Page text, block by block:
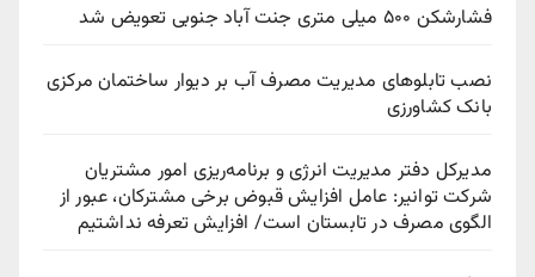
فشارشکن ۵۰۰ میلی متری جنت آباد جنوبی تعویض شد
نصب تابلوهای مدیریت مصرف آب بر دیوار ساختمان مرکزی
بانک کشاورزی
مدیرکل دفتر مدیریت انرژی و برنامه‌ریزی امور مشتریان
شرکت توانیر: عامل افزایش قبوض برخی مشترکان، عبور از
الگوی مصرف در تابستان است/ افزایش تعرفه نداشتیم